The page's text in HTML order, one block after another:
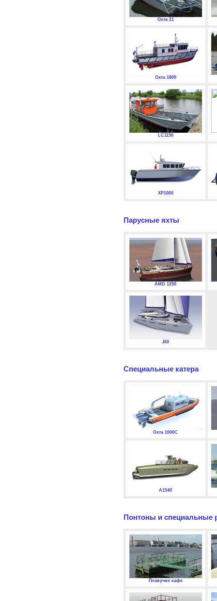
Охта 21
Охта 1800
LC1150
XP1000
Парусные яхты
AMD 1250
J60
Специальные катера
Охта 1000С
А1540
Понтоны и специальные
Плавучие кафе